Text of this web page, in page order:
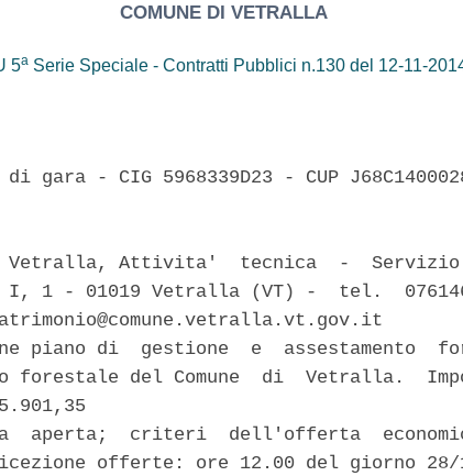
COMUNE DI VETRALLA
5aSerie Speciale - Contratti Pubblici n.130 del 12-11-
di gara - CIG 5968339D23 - CUP
Vetralla, Attivita'  tecnica  -  Servizio
I, 1 - 01019 Vetralla (VT) -  tel.
piano di  gestione  e  assestamento
forestale del Comune  di  Vetralla.
aperta;  criteri  dell'offerta
offerte: ore 12.00 del giorno 28/